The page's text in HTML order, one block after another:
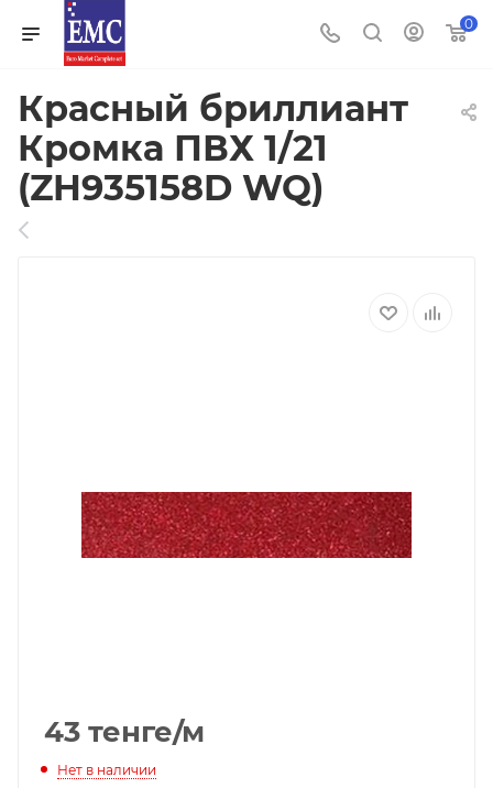
0
Красный бриллиант
Кромка ПВХ 1/21
(ZH935158D WQ)
43 тенге/м
Нет в наличии